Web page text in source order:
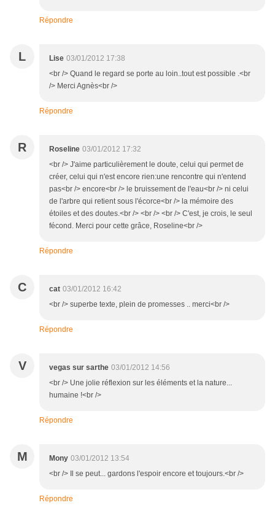
Répondre
L Lise 03/01/2012 17:38
<br /> Quand le regard se porte au loin..tout est possible .<br
/> Merci Agnès<br />
Répondre
R Roseline 03/01/2012 17:32
<br /> J'aime particulièrement le doute, celui qui permet de
créer, celui qui n'est encore rien:une rencontre qui n'entend
pas<br /> encore<br /> le bruissement de l'eau<br /> ni celui
de l'arbre qui retient sous l'écorce<br /> la mémoire des
étoiles et des doutes.<br /> <br /> <br /> C'est, je crois, le seul
fécond. Merci pour cette grâce, Roseline<br />
Répondre
C cat 03/01/2012 16:42
<br /> superbe texte, plein de promesses .. merci<br />
Répondre
V vegas sur sarthe 03/01/2012 14:56
<br /> Une jolie réflexion sur les éléments et la nature...
humaine !<br />
Répondre
M Mony 03/01/2012 13:54
<br /> Il se peut... gardons l'espoir encore et toujours.<br />
Répondre